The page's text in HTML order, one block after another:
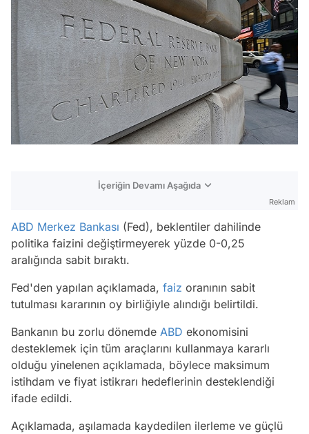
İçeriğin Devamı Aşağıda
Reklam
ABD Merkez Bankası (Fed), beklentiler dahilinde
politika faizini değiştirmeyerek yüzde 0-0,25
aralığında sabit bıraktı.
Fed'den yapılan açıklamada, faiz oranının sabit
tutulması kararının oy birliğiyle alındığı belirtildi.
Bankanın bu zorlu dönemde ABD ekonomisini
desteklemek için tüm araçlarını kullanmaya kararlı
olduğu yinelenen açıklamada, böylece maksimum
istihdam ve fiyat istikrarı hedeflerinin desteklendiği
ifade edildi.
Açıklamada, aşılamada kaydedilen ilerleme ve güçlü